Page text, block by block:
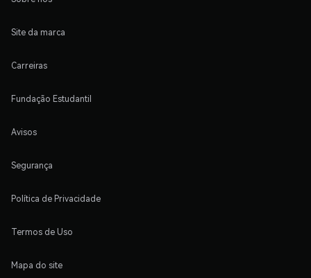
Site da marca
Carreiras
Fundação Estudantil
Avisos
Segurança
Política de Privacidade
Termos de Uso
Mapa do site